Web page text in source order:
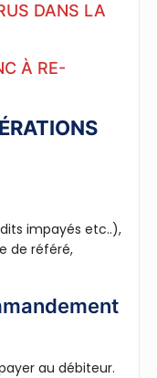
DANS LA
À RE-
impayés etc..),
de référé,
au débiteur.